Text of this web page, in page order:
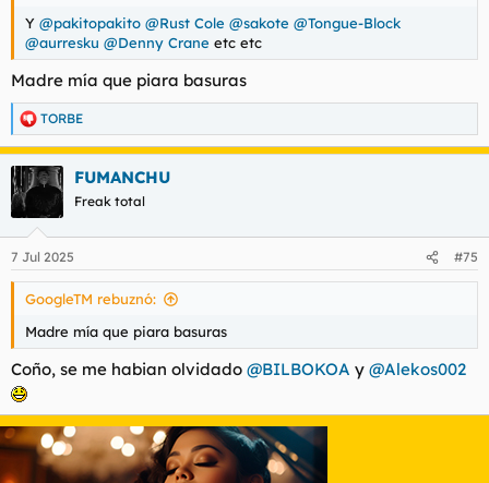
Y @pakitopakito @Rust Cole @sakote @Tongue-Block
@aurresku @Denny Crane etc etc
Madre mía que piara basuras
R
e
a
c
c
e
s
TORBE
FUMANCHU
Freak total
7 Jul 2025 #75
GoogleTM rebuznó:
Madre mía que piara basuras
Coño, se me habian olvidado @BILBOKOA y @Alekos002